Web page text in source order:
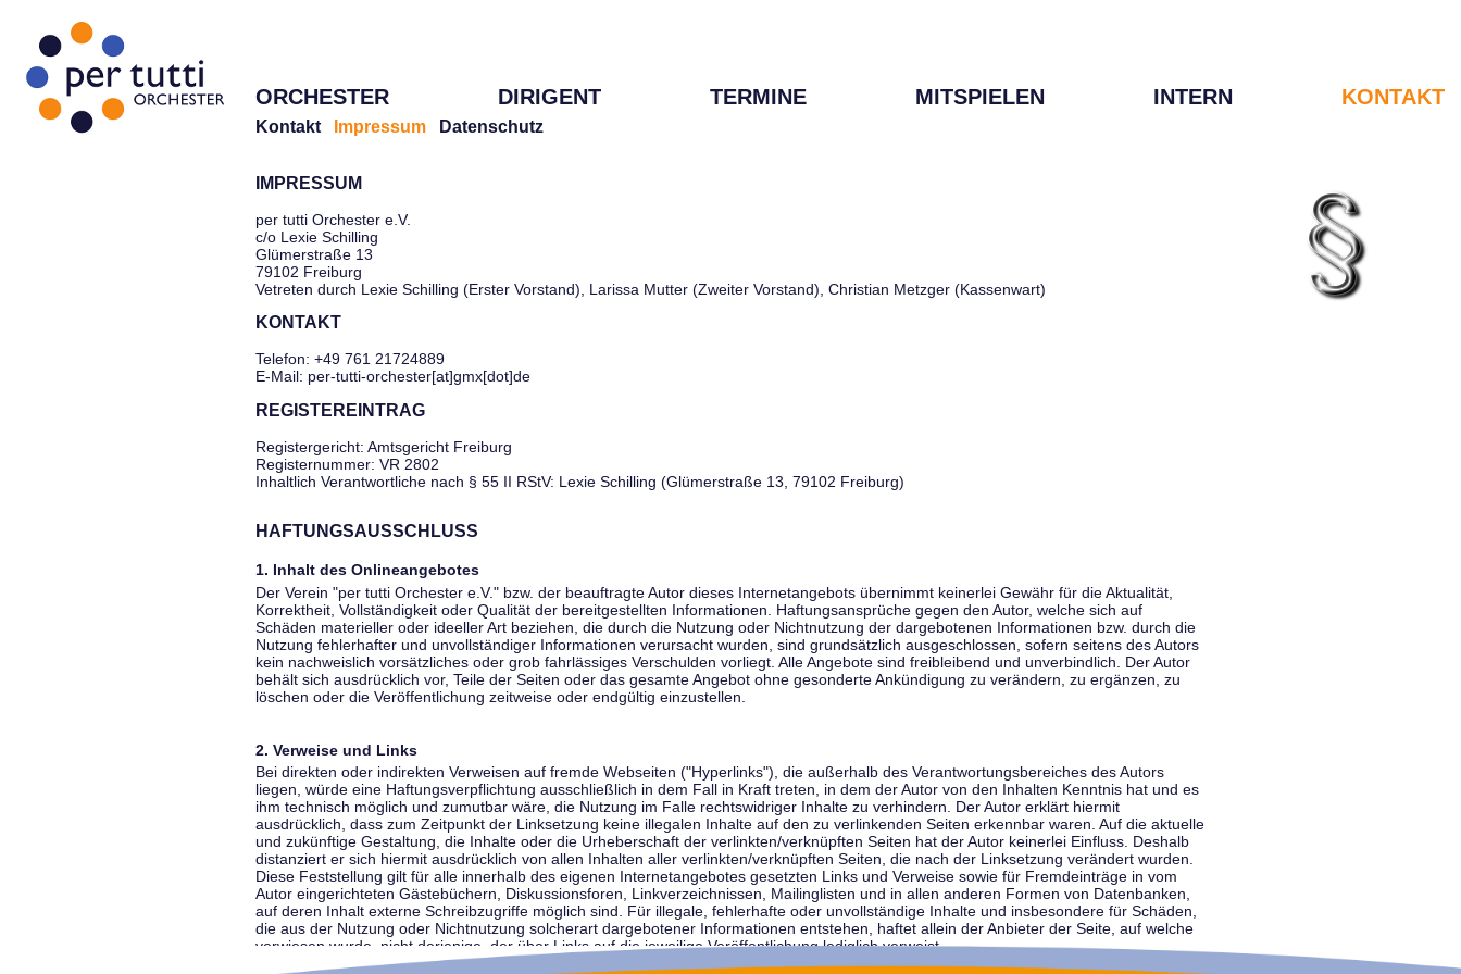
ORCHESTER DIRIGENT TERMINE MITSPIELEN INTERN KONTAKT
Kontakt Impressum Datenschutz
IMPRESSUM
per tutti Orchester e.V.
c/o Lexie Schilling
Glümerstraße 13
79102 Freiburg
Vetreten durch Lexie Schilling (Erster Vorstand), Larissa Mutter (Zweiter Vorstand), Christian Metzger (Kassenwart)
KONTAKT
Telefon: +49 761 21724889
E-Mail: per-tutti-orchester[at]gmx[dot]de
REGISTEREINTRAG
Registergericht: Amtsgericht Freiburg
Registernummer: VR 2802
Inhaltlich Verantwortliche nach § 55 II RStV: Lexie Schilling (Glümerstraße 13, 79102 Freiburg)
HAFTUNGSAUSSCHLUSS
1. Inhalt des Onlineangebotes
Der Verein "per tutti Orchester e.V." bzw. der beauftragte Autor dieses Internetangebots übernimmt keinerlei Gewähr für die Aktualität,
Korrektheit, Vollständigkeit oder Qualität der bereitgestellten Informationen. Haftungsansprüche gegen den Autor, welche sich auf
Schäden materieller oder ideeller Art beziehen, die durch die Nutzung oder Nichtnutzung der dargebotenen Informationen bzw. durch die
Nutzung fehlerhafter und unvollständiger Informationen verursacht wurden, sind grundsätzlich ausgeschlossen, sofern seitens des Autors
kein nachweislich vorsätzliches oder grob fahrlässiges Verschulden vorliegt. Alle Angebote sind freibleibend und unverbindlich. Der Autor
behält sich ausdrücklich vor, Teile der Seiten oder das gesamte Angebot ohne gesonderte Ankündigung zu verändern, zu ergänzen, zu
löschen oder die Veröffentlichung zeitweise oder endgültig einzustellen.
2. Verweise und Links
Bei direkten oder indirekten Verweisen auf fremde Webseiten ("Hyperlinks"), die außerhalb des Verantwortungsbereiches des Autors
liegen, würde eine Haftungsverpflichtung ausschließlich in dem Fall in Kraft treten, in dem der Autor von den Inhalten Kenntnis hat und es
ihm technisch möglich und zumutbar wäre, die Nutzung im Falle rechtswidriger Inhalte zu verhindern. Der Autor erklärt hiermit
ausdrücklich, dass zum Zeitpunkt der Linksetzung keine illegalen Inhalte auf den zu verlinkenden Seiten erkennbar waren. Auf die aktuelle
und zukünftige Gestaltung, die Inhalte oder die Urheberschaft der verlinkten/verknüpften Seiten hat der Autor keinerlei Einfluss. Deshalb
distanziert er sich hiermit ausdrücklich von allen Inhalten aller verlinkten/verknüpften Seiten, die nach der Linksetzung verändert wurden.
Diese Feststellung gilt für alle innerhalb des eigenen Internetangebotes gesetzten Links und Verweise sowie für Fremdeinträge in vom
Autor eingerichteten Gästebüchern, Diskussionsforen, Linkverzeichnissen, Mailinglisten und in allen anderen Formen von Datenbanken,
auf deren Inhalt externe Schreibzugriffe möglich sind. Für illegale, fehlerhafte oder unvollständige Inhalte und insbesondere für Schäden,
die aus der Nutzung oder Nichtnutzung solcherart dargebotener Informationen entstehen, haftet allein der Anbieter der Seite, auf welche
verwiesen wurde, nicht derjenige, der über Links auf die jeweilige Veröffentlichung lediglich verweist.